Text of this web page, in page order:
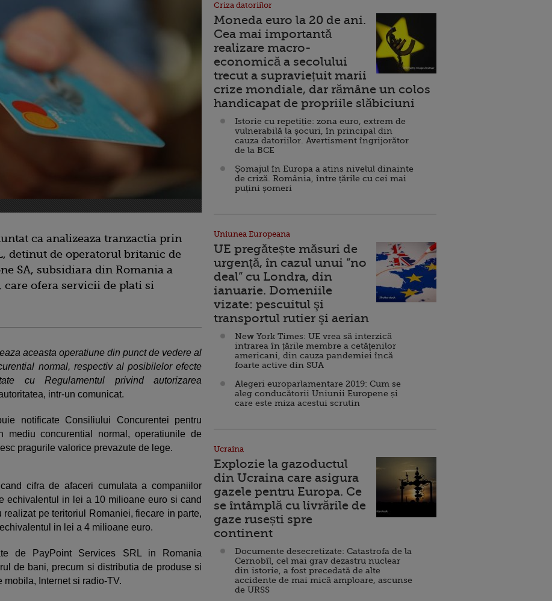
ca analizeaza tranzactia prin
detinut de operatorul britanic de
SA, subsidiara din Romania a
ofera servicii de plati si
aceasta operatiune din punct de vedere al
normal, respectiv al posibilelor efecte
cu Regulamentul privind autorizarea
intr-un comunicat.
notificate Consiliului Concurentei pentru
mediu concurential normal, operatiunile de
pragurile valorice prevazute de lege.
cifra de afaceri cumulata a companiilor
echivalentul in lei a 10 milioane euro si cand
pe teritoriul Romaniei, fiecare in parte,
in lei a 4 milioane euro.
de PayPoint Services SRL in Romania
de bani, precum si distributia de produse si
Internet si radio-TV.
Criza datoriilor
Moneda euro la 20 de ani.
Cea mai importantă
realizare macro-
economică a secolului
trecut a supraviețuit marii
crize mondiale, dar rămâne un colos
handicapat de propriile slăbiciuni
Istorie cu repetiție: zona euro, extrem de
vulnerabilă la șocuri, în principal din
cauza datoriilor. Avertisment îngrijorător
de la BCE
Șomajul în Europa a atins nivelul dinainte
de criză. România, între țările cu cei mai
puțini șomeri
Uniunea Europeana
UE pregătește măsuri de
urgență, în cazul unui ”no
deal” cu Londra, din
ianuarie. Domeniile
vizate: pescuitul şi
transportul rutier şi aerian
New York Times: UE vrea să interzică
intrarea în țările membre a cetăţenilor
americani, din cauza pandemiei încă
foarte active din SUA
Alegeri europarlamentare 2019: Cum se
aleg conducătorii Uniunii Europene și
care este miza acestui scrutin
Ucraina
Explozie la gazoductul
din Ucraina care asigura
gazele pentru Europa. Ce
se întâmplă cu livrările de
gaze rusești spre
continent
Documente desecretizate: Catastrofa de la
Cernobîl, cel mai grav dezastru nuclear
din istorie, a fost precedată de alte
accidente de mai mică amploare, ascunse
de URSS